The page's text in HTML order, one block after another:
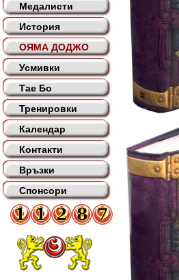
Медалисти
История
ОЯМА ДОДЖО
Усмивки
Тае Бо
Тренировки
Календар
Контакти
Връзки
Спонсори